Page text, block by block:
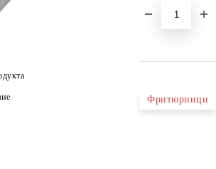
Фритюрници